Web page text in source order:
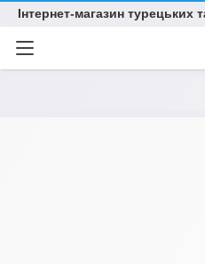
Інтернет-магазин турецьких